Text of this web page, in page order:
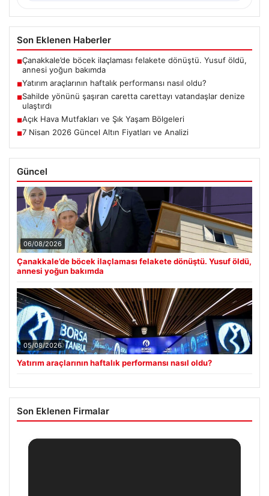
Son Eklenen Haberler
■Çanakkale’de böcek ilaçlaması felakete dönüştü. Yusuf öldü,
annesi yoğun bakımda
■Yatırım araçlarının haftalık performansı nasıl oldu?
■Sahilde yönünü şaşıran caretta carettayı vatandaşlar denize
ulaştırdı
■Açık Hava Mutfakları ve Şık Yaşam Bölgeleri
■7 Nisan 2026 Güncel Altın Fiyatları ve Analizi
Güncel
06/08/2026
Çanakkale’de böcek ilaçlaması felakete dönüştü. Yusuf öldü,
annesi yoğun bakımda
05/08/2026
Yatırım araçlarının haftalık performansı nasıl oldu?
Son Eklenen Firmalar